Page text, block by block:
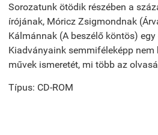
Sorozatunk ötödik részében a
írójának, Móricz Zsigmondnak
Kálmánnak (A beszélő köntös)
Kiadványaink semmiféleképp nem
művek ismeretét, mi több az
Típus: CD-ROM